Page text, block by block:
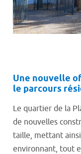
Une nouvelle
le parcours
Le quartier de la
de nouvelles
taille, mettant
environnant, tout